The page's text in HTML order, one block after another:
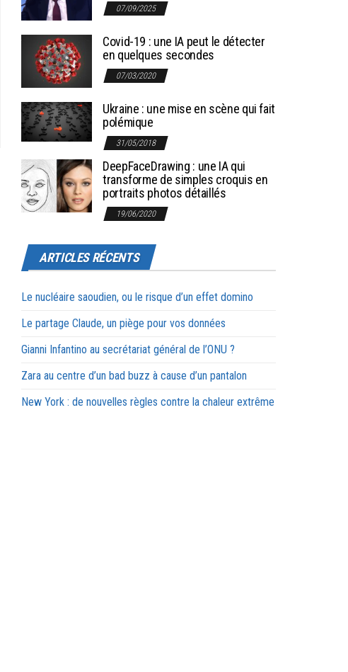
07/09/2025
Covid-19 : une IA peut le détecter
en quelques secondes
07/03/2020
Ukraine : une mise en scène qui fait
polémique
31/05/2018
DeepFaceDrawing : une IA qui
transforme de simples croquis en
portraits photos détaillés
19/06/2020
ARTICLES RÉCENTS
Le nucléaire saoudien, ou le risque d’un effet domino
Le partage Claude, un piège pour vos données
Gianni Infantino au secrétariat général de l’ONU ?
Zara au centre d’un bad buzz à cause d’un pantalon
New York : de nouvelles règles contre la chaleur extrême